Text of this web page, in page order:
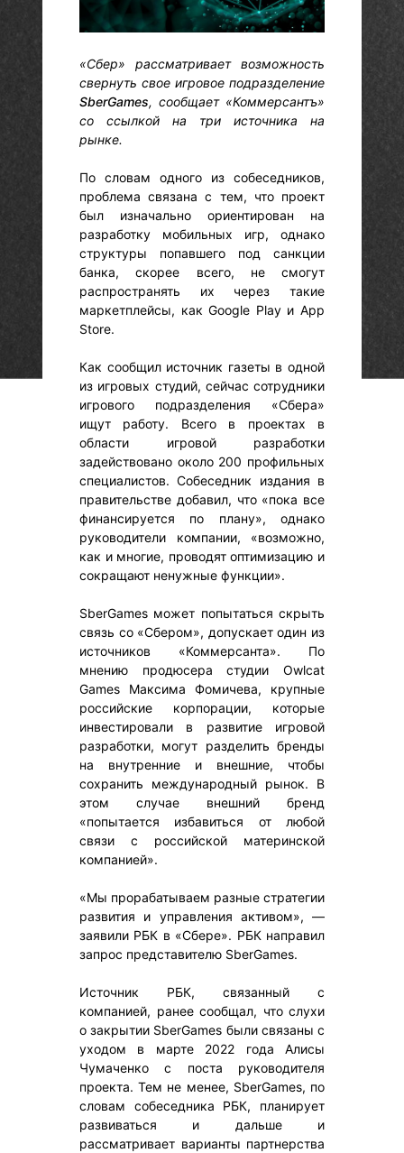
«Сбер» рассматривает возможность
свернуть свое игровое подразделение
SberGames, сообщает «Коммерсантъ»
со ссылкой на три источника на
рынке.
По словам одного из собеседников,
проблема связана с тем, что проект
был изначально ориентирован на
разработку мобильных игр, однако
структуры попавшего под санкции
банка, скорее всего, не смогут
распространять их через такие
маркетплейсы, как Google Play и App
Store.
Как сообщил источник газеты в одной
из игровых студий, сейчас сотрудники
игрового подразделения «Сбера»
ищут работу. Всего в проектах в
области игровой разработки
задействовано около 200 профильных
специалистов. Собеседник издания в
правительстве добавил, что «пока все
финансируется по плану», однако
руководители компании, «возможно,
как и многие, проводят оптимизацию и
сокращают ненужные функции».
SberGames может попытаться скрыть
связь со «Сбером», допускает один из
источников «Коммерсанта». По
мнению продюсера студии Owlcat
Games Максима Фомичева, крупные
российские корпорации, которые
инвестировали в развитие игровой
разработки, могут разделить бренды
на внутренние и внешние, чтобы
сохранить международный рынок. В
этом случае внешний бренд
«попытается избавиться от любой
связи с российской материнской
компанией».
«Мы прорабатываем разные стратегии
развития и управления активом», —
заявили РБК в «Сбере». РБК направил
запрос представителю SberGames.
Источник РБК, связанный с
компанией, ранее сообщал, что слухи
о закрытии SberGames были связаны с
уходом в марте 2022 года Алисы
Чумаченко с поста руководителя
проекта. Тем не менее, SberGames, по
словам собеседника РБК, планирует
развиваться и дальше и
рассматривает варианты партнерства